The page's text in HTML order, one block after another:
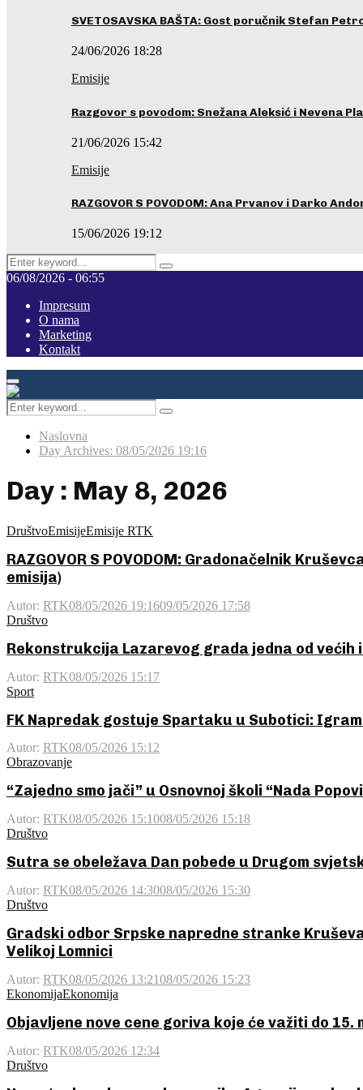
SVETOSAVSKA BAŠTA: Gost poručnik Stefan
24/06/2026 18:28
Emisije
Razgovor s povodom: Snežana Aleksić i Nevena
21/06/2026 15:42
Emisije
RAZGOVOR S POVODOM: Ana Prvanov i Darko
15/06/2026 19:12
Search
for:
Pretraga
06/08/2026 - 06:55
Impresum
O nama
Marketing
Kontakt
Facebook
Instagram
Youtube
Primary
Menu
Search
for:
Pretraga
Naslovna
Day Archives: 08/05/2026 19:16
Day : May 8, 2026
DruštvoEmisijeEmisije RTK
RAZGOVOR S POVODOM: Gradonačelnik
emisija)
Autor: RTK08/05/2026 19:1609/05/2026 17:58
Društvo
Rekonstrukcija Lazarevog grada jedna od
Autor: RTK08/05/2026 15:17
Sport
FK Napredak gostuje Spartaku u Subotici:
Autor: RTK08/05/2026 15:12
Obrazovanje
“Zajedno smo jači” u Osnovnoj školi “Nada
Autor: RTK08/05/2026 15:1008/05/2026 15:18
Društvo
Sutra se obeležava Dan pobede u Drugom
Autor: RTK08/05/2026 14:3008/05/2026 15:30
Društvo
Gradski odbor Srpske napredne stranke
Velikoj Lomnici
Autor: RTK08/05/2026 13:2108/05/2026 15:23
EkonomijaEkonomija
Objavljene nove cene goriva koje će važiti do 15.
Autor: RTK08/05/2026 12:34
Društvo